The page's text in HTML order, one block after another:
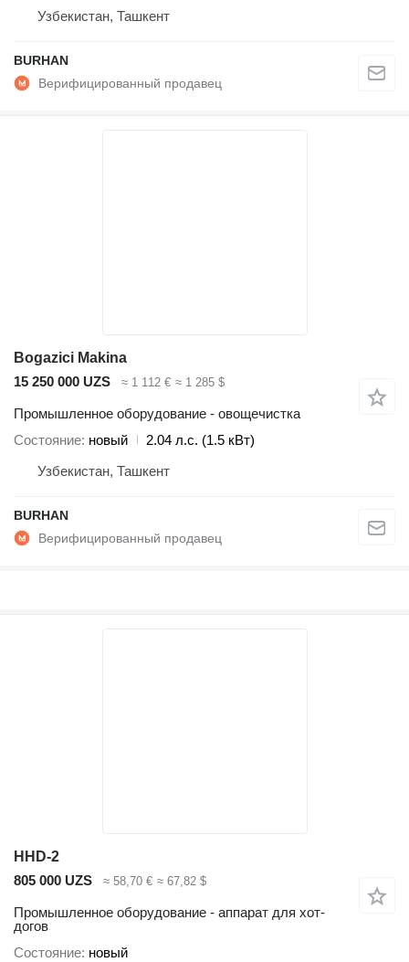
Узбекистан, Ташкент
BURHAN
Bogazici Makina
15 250 000 UZS
≈ 1 112 € ≈ 1 285 $
Промышленное оборудование - овощечистка
Состояние новый
2.04 л.с. (1.5 кВт)
Узбекистан, Ташкент
BURHAN
HHD-2
805 000 UZS
≈ 58,70 € ≈ 67,82 $
Промышленное оборудование - аппарат для хот-
догов
Состояние новый